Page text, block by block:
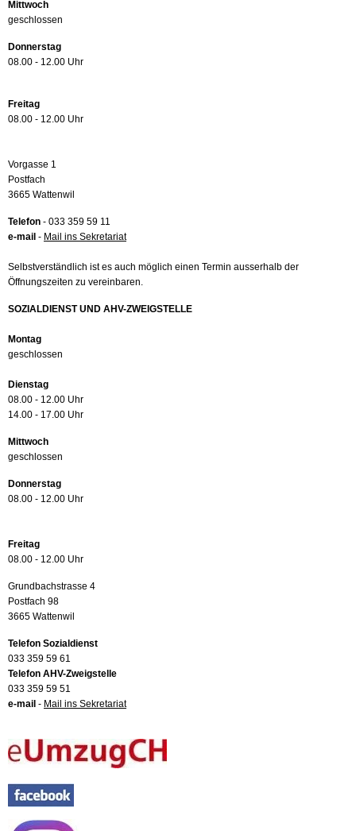
Mittwoch
geschlossen
Donnerstag
08.00 - 12.00 Uhr
Freitag
08.00 - 12.00 Uhr
Vorgasse 1
Postfach
3665 Wattenwil
Telefon - 033 359 59 11
e-mail - Mail ins Sekretariat
Selbstverständlich ist es auch möglich einen Termin ausserhalb der
Öffnungszeiten zu vereinbaren.
SOZIALDIENST UND AHV-ZWEIGSTELLE
Montag
geschlossen
Dienstag
08.00 - 12.00 Uhr
14.00 - 17.00 Uhr
Mittwoch
geschlossen
Donnerstag
08.00 - 12.00 Uhr
Freitag
08.00 - 12.00 Uhr
Grundbachstrasse 4
Postfach 98
3665 Wattenwil
Telefon Sozialdienst
033 359 59 61
Telefon AHV-Zweigstelle
033 359 59 51
e-mail - Mail ins Sekretariat